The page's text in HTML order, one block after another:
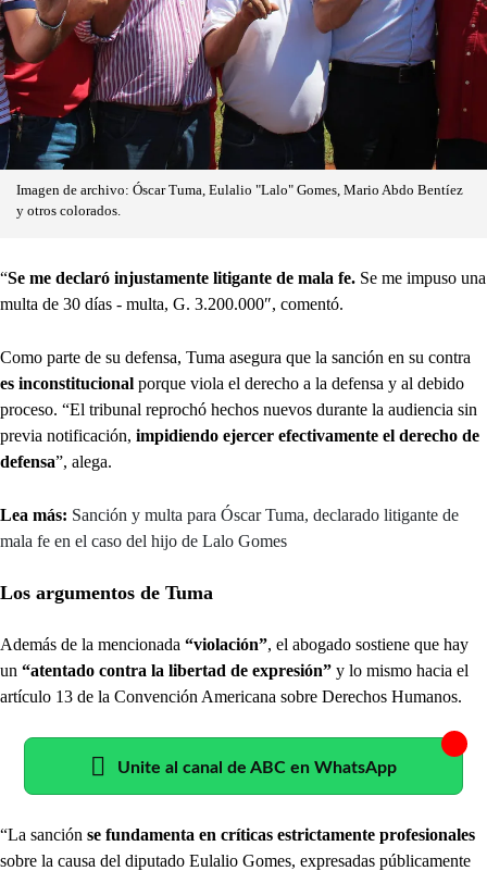
Imagen de archivo: Óscar Tuma, Eulalio "Lalo" Gomes, Mario Abdo Bentíez
y otros colorados.
“Se me declaró injustamente litigante de mala fe. Se me impuso una
multa de 30 días - multa, G. 3.200.000″, comentó.
Como parte de su defensa, Tuma asegura que la sanción en su contra
es inconstitucional porque viola el derecho a la defensa y al debido
proceso. “El tribunal reprochó hechos nuevos durante la audiencia sin
previa notificación, impidiendo ejercer efectivamente el derecho de
defensa”, alega.
Lea más: Sanción y multa para Óscar Tuma, declarado litigante de
mala fe en el caso del hijo de Lalo Gomes
Los argumentos de Tuma
Además de la mencionada “violación”, el abogado sostiene que hay
un “atentado contra la libertad de expresión” y lo mismo hacia el
artículo 13 de la Convención Americana sobre Derechos Humanos.
Unite al canal de ABC en WhatsApp
“La sanción se fundamenta en críticas estrictamente profesionales
sobre la causa del diputado Eulalio Gomes, expresadas públicamente